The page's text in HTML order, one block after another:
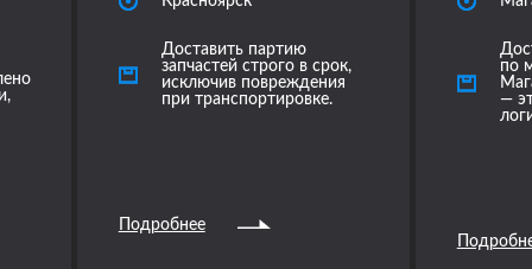
Доставить партию
запчастей строго в срок,
исключив повреждения
при транспортировке.
Подробнее
по
—